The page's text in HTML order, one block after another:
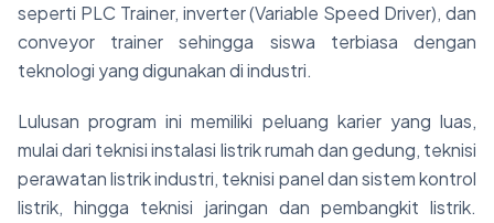
seperti PLC Trainer, inverter (Variable Speed Driver), dan
conveyor trainer sehingga siswa terbiasa dengan
teknologi yang digunakan di industri.
Lulusan program ini memiliki peluang karier yang luas,
mulai dari teknisi instalasi listrik rumah dan gedung, teknisi
perawatan listrik industri, teknisi panel dan sistem kontrol
listrik, hingga teknisi jaringan dan pembangkit listrik.